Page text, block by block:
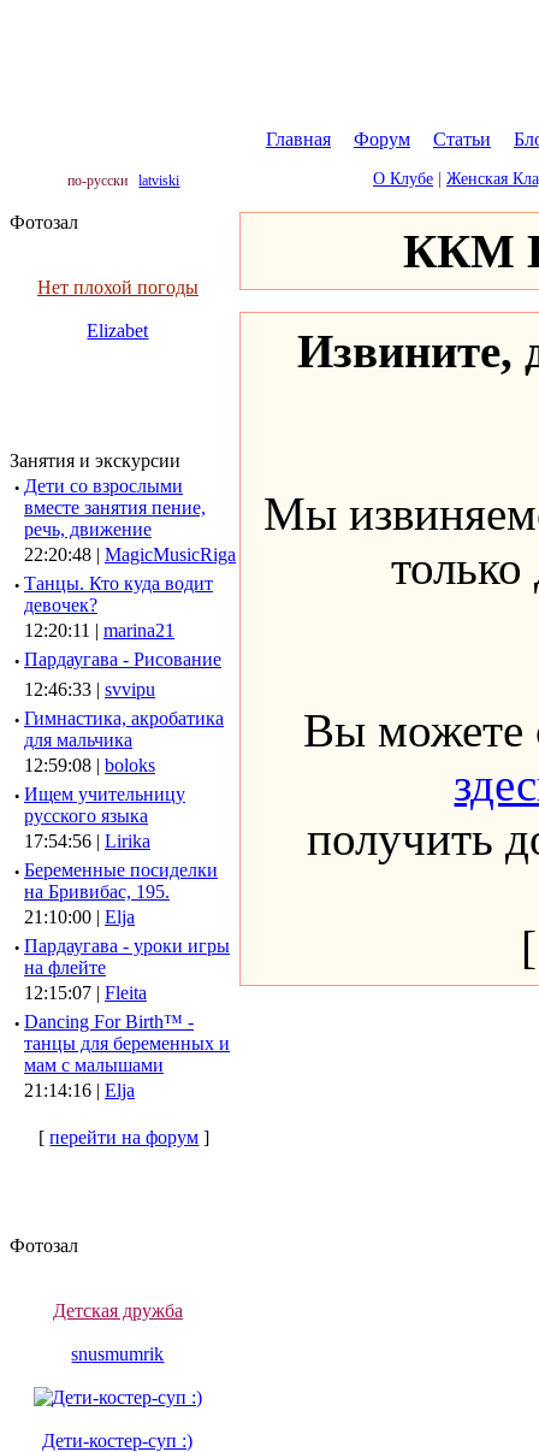
Главная Форум Статьи
по-русски latviski О Клубе Женская
Фотозал
Нет плохой погоды
Elizabet
Занятия и экскурсии
· Дети со взрослыми
вместе занятия пение,
речь, движение
22:20:48 | MagicMusicRiga
· Танцы. Кто куда водит
девочек?
12:20:11 | marina21
· Пардаугава - Рисование
12:46:33 | svvipu
· Гимнастика, акробатика
для мальчика
12:59:08 | boloks
· Ищем учительницу
русского языка
17:54:56 | Lirika
· Беременные посиделки
на Бривибас, 195.
21:10:00 | Elja
· Пардаугава - уроки игры
на флейте
12:15:07 | Fleita
· Dancing For Birth™ -
танцы для беременных и
мам с малышами
21:14:16 | Elja
[перейти на форум ]
Фотозал
Детская дружба
snusmumrik
Дети-костер-суп :)
ККМ
Извините,
Мы
Вы можете
получить